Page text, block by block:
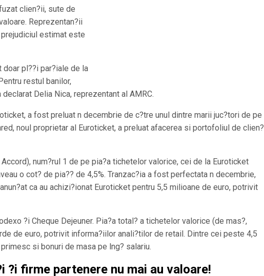
clien?ii, sute de
Reprezentan?ii
estimat este
doar pl??i par?iale de la
restul banilor,
Delia Nica, reprezentant al AMRC.
a fost preluat n decembrie de c?tre unul dintre marii juc?tori de pe
noul proprietar al Euroticket, a preluat afacerea si portofoliul de clien?
num?rul 1 de pe pia?a tichetelor valorice, cei de la Euroticket
o cot? de pia?? de 4,5%. Tranzac?ia a fost perfectata n decembrie,
ca au achizi?ionat Euroticket pentru 5,5 milioane de euro, potrivit
?i Cheque Dejeuner. Pia?a total? a tichetelor valorice (de mas?,
de euro, potrivit informa?iilor anali?tilor de retail. Dintre cei peste 4,5
si bonuri de masa pe lng? salariu.
?i firme partenere nu mai au valoare!